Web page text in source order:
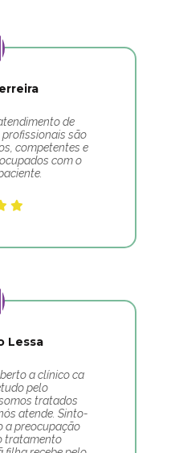
de
são
competentes e
com o
Lessa
a clínico ca
pelo
tratados
atende. Sinto-
a preocupação
tratamento